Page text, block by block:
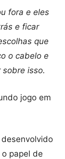
fora e eles
e ficar
que
o cabelo e
isso.
jogo em
papel de